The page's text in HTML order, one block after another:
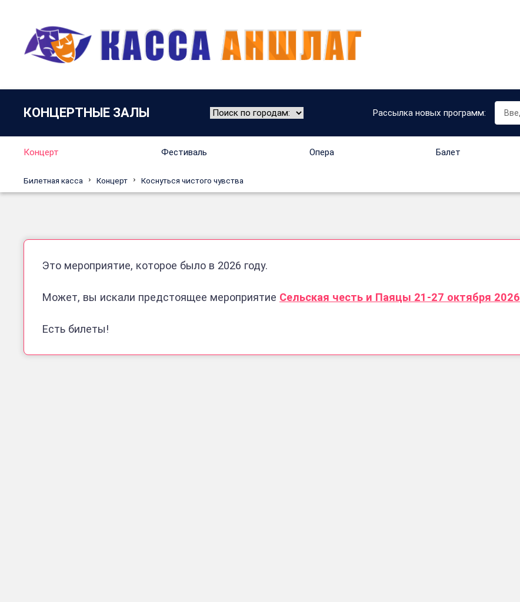
КОНЦЕРТНЫЕ ЗАЛЫ Рассылка новых программ:
Концерт Фестиваль Опера Балет
Билетная касса Концерт Коснуться чистого чувства
Это мероприятие, которое было в 2026 году.
Может, вы искали предстоящее мероприятие Сельская честь и Паяцы 21-27 октября 2026
Есть билеты!